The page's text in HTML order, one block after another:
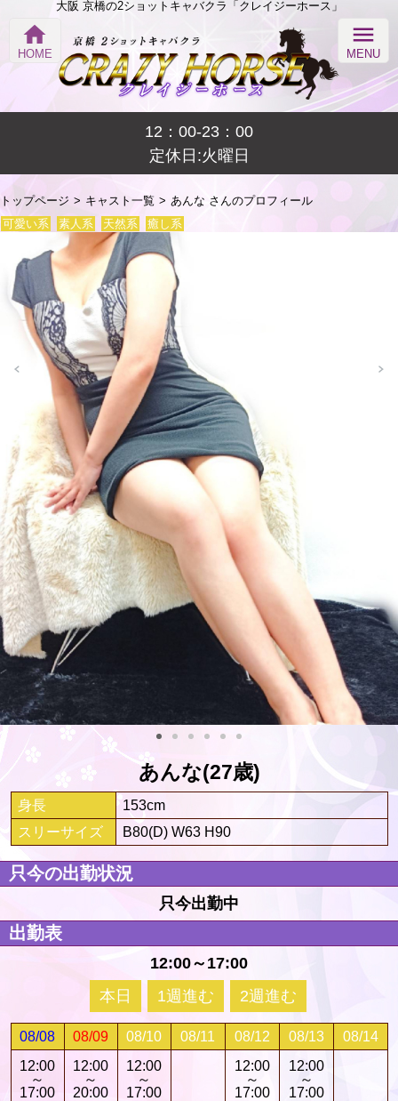
大阪 京橋の2ショットキャバクラ「クレイジーホース」
12：00-23：00
定休日:火曜日
home
HOME
menu
MENU
トップページ キャスト一覧
あんな さんのプロフィール
可愛い系
素人系 天然系 癒し系
あんな(27歳)
身長
153cm
スリーサイズ
B80(D) W63 H90
只今の出勤状況
只今出勤中
出勤表
12:00～17:00
本日
1週進む 2週進む
08/08 08/09 08/10 08/11 08/12 08/13
08/14
12:00
～
17:00
12:00
～
20:00
12:00
～
17:00
12:00
～
17:00
12:00
～
17:00